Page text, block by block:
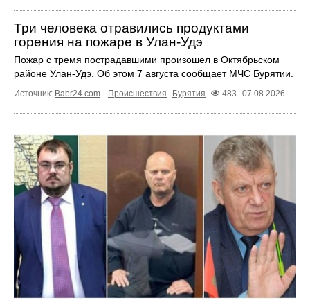
Три человека отравились продуктами
горения на пожаре в Улан-Удэ
Пожар с тремя пострадавшими произошел в Октябрьском
районе Улан-Удэ. Об этом 7 августа сообщает МЧС Бурятии.
Источник: Babr24.com. Происшествия Бурятия 483 07.08.2026